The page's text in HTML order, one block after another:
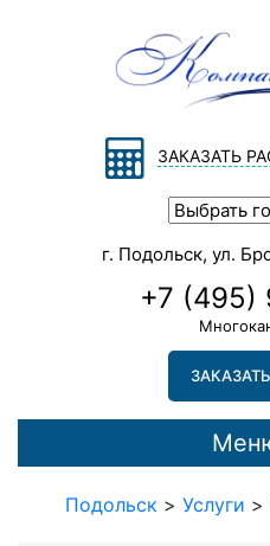
ЗАКАЗАТЬ
г. Подольск, ул.
+7 (495)
Подольск > Услуги >